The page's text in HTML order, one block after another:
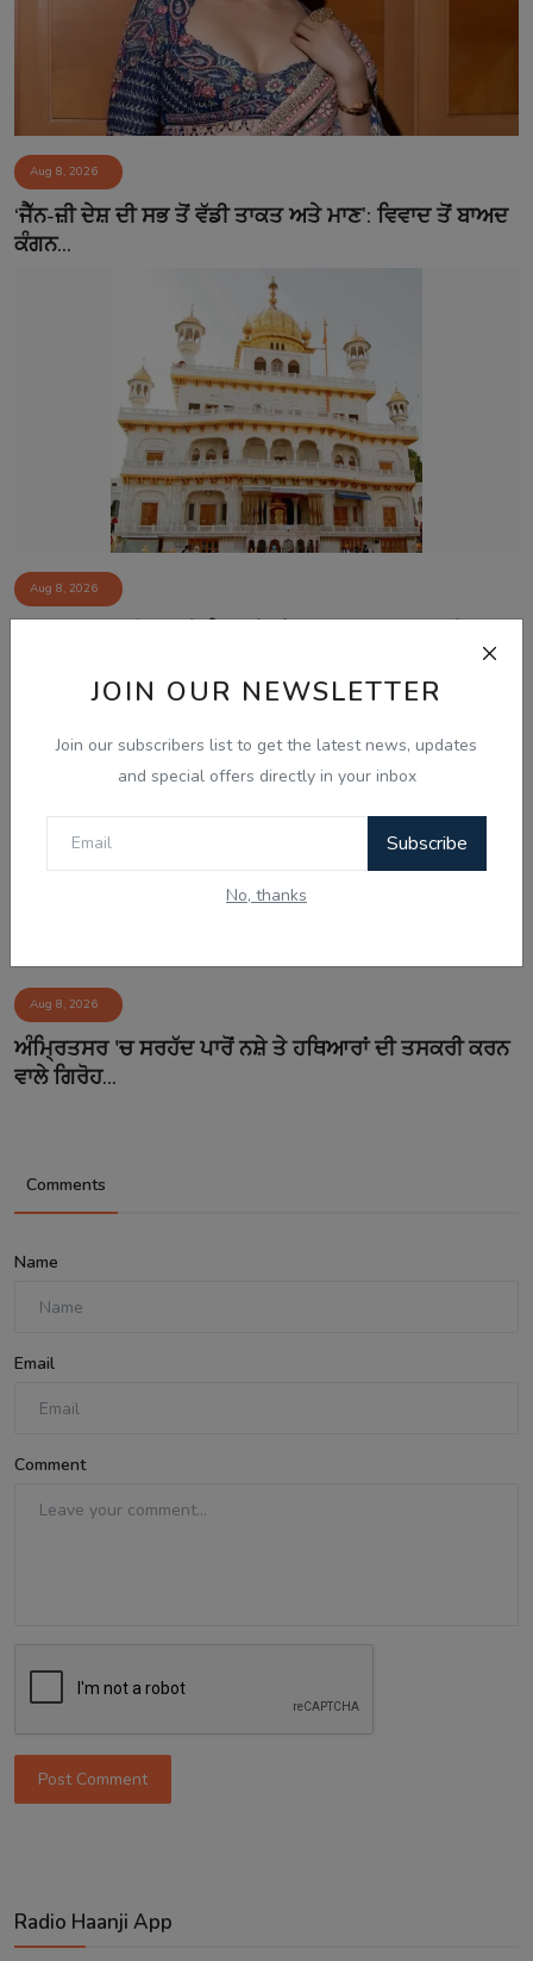
JOIN OUR NEWSLETTER
Join our subscribers list to get the latest news, updates
and special offers directly in your inbox
Subscribe
No, thanks
Aug 8, 2026
‘ਜੈੱਨ-ਜ਼ੀ ਦੇਸ਼ ਦੀ ਸਭ ਤੋਂ ਵੱਡੀ ਤਾਕਤ ਅਤੇ ਮਾਣ’: ਵਿਵਾਦ ਤੋਂ ਬਾਅਦ
ਕੰਗਨ...
Aug 8, 2026
Aug 8, 2026
ਅੰਮ੍ਰਿਤਸਰ 'ਚ ਸਰਹੱਦ ਪਾਰੋਂ ਨਸ਼ੇ ਤੇ ਹਥਿਆਰਾਂ ਦੀ ਤਸਕਰੀ ਕਰਨ
ਵਾਲੇ ਗਿਰੋਹ...
Comments
Name
Email
Comment
Post Comment
Radio Haanji App